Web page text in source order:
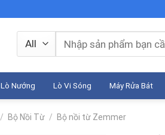
Tìm
kiếm:
Lò Nướng Lò Vi Sóng Máy Rửa Bát
/ Bộ Nồi Từ / Bộ nồi từ Zemmer